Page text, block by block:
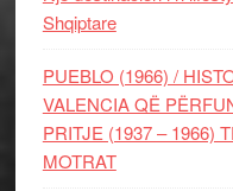
Shqiptare
PUEBLO (1966) /
VALENCIA QË
PRITJE (1937 – 1966)
MOTRAT